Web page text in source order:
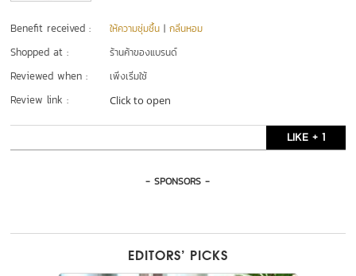
Benefit received : ให้ความชุ่มชื้น |กลิ่นหอม
Shopped at : ร้านค้าของแบรนด์
Reviewed when : เพิ่งเริ่มใช้
Review link : Click to open
LIKE + 1
- SPONSORS -
EDITORS’ PICKS